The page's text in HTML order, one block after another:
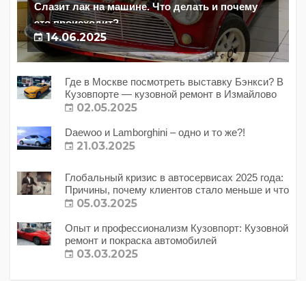
Слазит лак на машине. Что делать и почему
это происходит?
14.06.2025
Где в Москве посмотреть выставку Бэнкси? В
Кузовпорте — кузовной ремонт в Измайлово
02.05.2025
Daewoo и Lamborghini – одно и то же?!
21.03.2025
Глобальный кризис в автосервисах 2025 года:
Причины, почему клиентов стало меньше и что
с этим делать?
05.03.2025
Опыт и профессионализм Кузовпорт: Кузовной
ремонт и покраска автомобилей
03.03.2025